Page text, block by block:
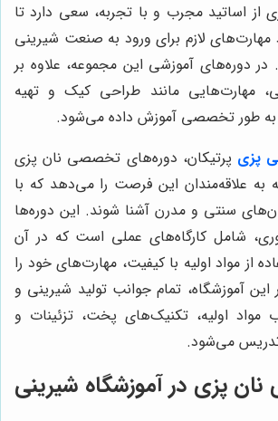
از اساتید مجرب و با تجربه، سعی دارد تا
مهارت‌های لازم برای ورود به صنعت شیرینی
دوره‌های آموزشی این مجموعه، علاوه بر
مهارت‌هایی مانند طراحی کیک و تهیه
به طور تخصصی آموزش داده می‌شود.
پزی پرتیکان، دوره‌های تخصصی نان پزی
به علاقه‌مندان این فرصت را می‌دهد که با
سنتی و مدرن آشنا شوند. این دوره‌ها
شامل کارگاه‌های عملی است که در آن
از مواد اولیه با کیفیت، مهارت‌های خود را
آموزشگاه، تمام جوانب تولید شیرینی و
مواد اولیه، تکنیک‌های پخت، تزئینات و
می‌شود.
پزی در آموزشگاه شیرینی